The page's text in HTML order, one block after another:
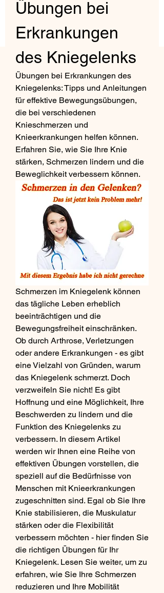
Übungen bei
Erkrankungen
des Kniegelenks
Übungen bei Erkrankungen des
Kniegelenks: Tipps und Anleitungen
für effektive Bewegungsübungen,
die bei verschiedenen
Knieschmerzen und
Knieerkrankungen helfen können.
Erfahren Sie, wie Sie Ihre Knie
stärken, Schmerzen lindern und die
Beweglichkeit verbessern können.
Schmerzen im Kniegelenk können
das tägliche Leben erheblich
beeinträchtigen und die
Bewegungsfreiheit einschränken.
Ob durch Arthrose, Verletzungen
oder andere Erkrankungen - es gibt
eine Vielzahl von Gründen, warum
das Kniegelenk schmerzt. Doch
verzweifeln Sie nicht! Es gibt
Hoffnung und eine Möglichkeit, Ihre
Beschwerden zu lindern und die
Funktion des Kniegelenks zu
verbessern. In diesem Artikel
werden wir Ihnen eine Reihe von
effektiven Übungen vorstellen, die
speziell auf die Bedürfnisse von
Menschen mit Knieerkrankungen
zugeschnitten sind. Egal ob Sie Ihre
Knie stabilisieren, die Muskulatur
stärken oder die Flexibilität
verbessern möchten - hier finden Sie
die richtigen Übungen für Ihr
Kniegelenk. Lesen Sie weiter, um zu
erfahren, wie Sie Ihre Schmerzen
reduzieren und Ihre Mobilität